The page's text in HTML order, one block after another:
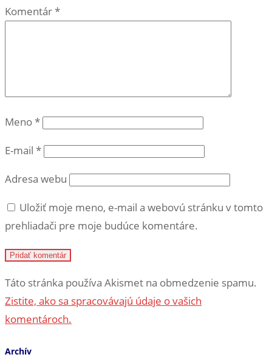
Komentár*
Meno*
E-mail *
Adresa webu
Uložiť moje meno, e-mail a webovú stránku v tomto
prehliadači pre moje budúce komentáre.
Táto stránka používa Akismet na obmedzenie spamu.
Zistite, ako sa spracovávajú údaje o vašich
komentároch.
Archív